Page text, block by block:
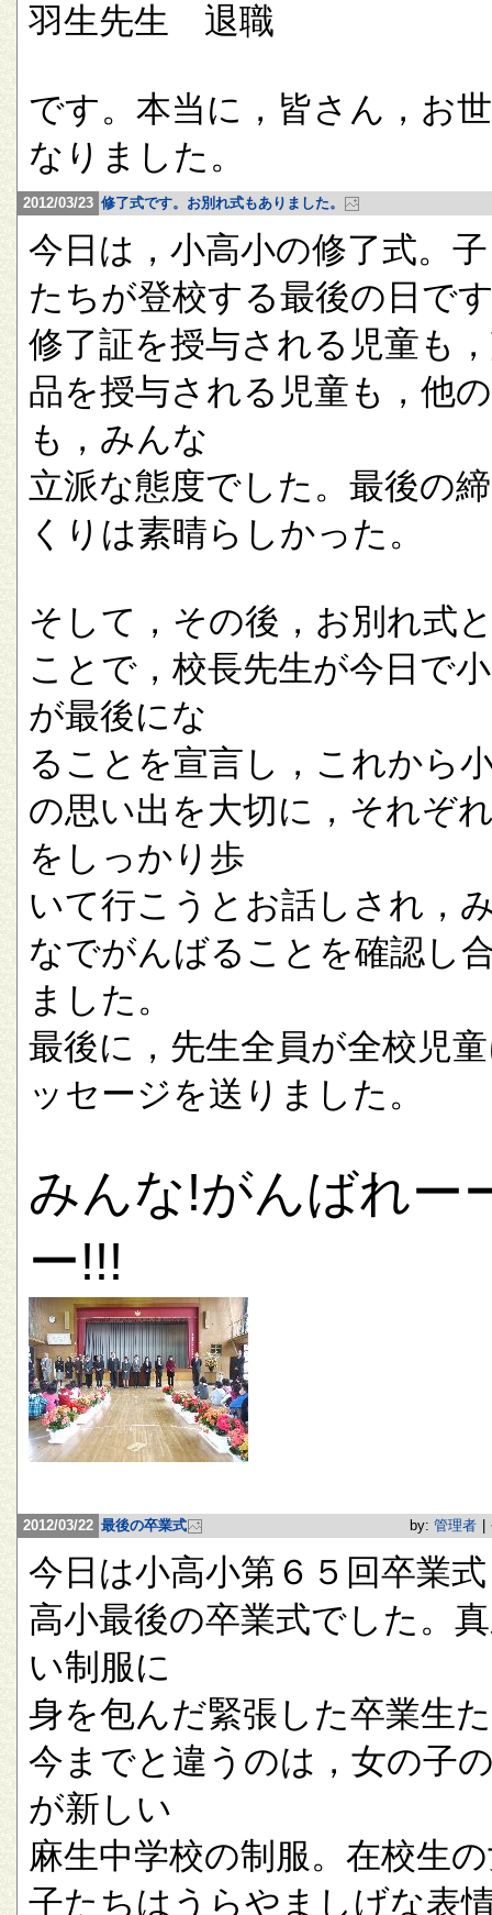
羽生先生 退職
です。本当に，皆さん，お
なりました。
2012/03/23 修了式です。お別れ式もありました。
今日は，小高小の修了式。
たちが登校する最後の日で
修了証を授与される児童も
品を授与される児童も，他
も，みんな
立派な態度でした。最後の
くりは素晴らしかった。
そして，その後，お別れ式
ことで，校長先生が今日で
が最後にな
ることを宣言し，これから
の思い出を大切に，それぞ
をしっかり歩
いて行こうとお話しされ，
なでがんばることを確認し
ました。
最後に，先生全員が全校児
ッセージを送りました。
みんな!がんばれー
ー!!!
2012/03/22 最後の卒業式 by: 管理者
今日は小高小第６５回卒業
高小最後の卒業式でした。
い制服に
身を包んだ緊張した卒業生
今までと違うのは，女の子
が新しい
麻生中学校の制服。在校生
子たちはうらやましげな表